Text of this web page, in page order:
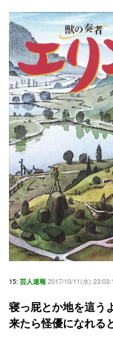
15: 芸人速報 2017/10/11(水)
寝っ屁とか地を這う
来たら怪優になれる